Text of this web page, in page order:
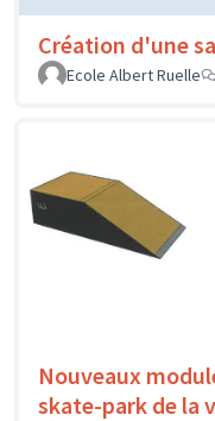
Création d'une
Ecole Albert Ruelle
Nouveaux
skate-park de la